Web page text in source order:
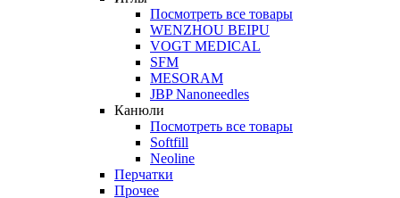
Посмотреть все товары
WENZHOU BEIPU
VOGT MEDICAL
SFM
MESORAM
JBP Nanoneedles
Канюли
Посмотреть все товары
Softfill
Neoline
Перчатки
Прочее